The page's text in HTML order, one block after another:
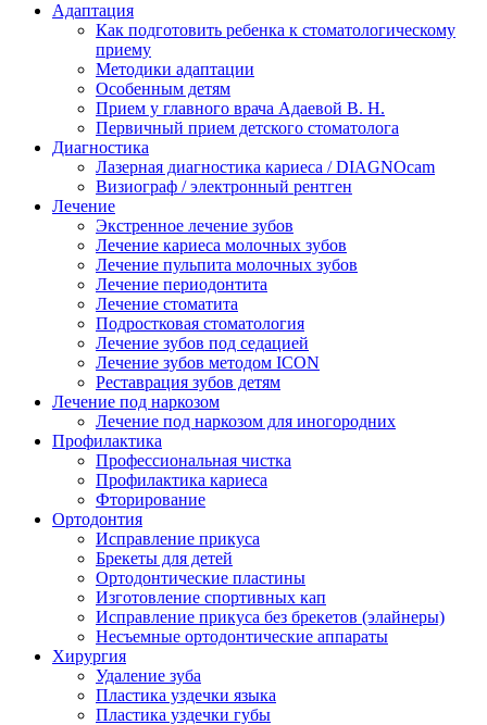
Адаптация
Как подготовить ребенка к стоматологическому
приему
Методики адаптации
Особенным детям
Прием у главного врача Адаевой В. Н.
Первичный прием детского стоматолога
Диагностика
Лазерная диагностика кариеса / DIAGNOcam
Визиограф / электронный рентген
Лечение
Экстренное лечение зубов
Лечение кариеса молочных зубов
Лечение пульпита молочных зубов
Лечение периодонтита
Лечение стоматита
Подростковая стоматология
Лечение зубов под седацией
Лечение зубов методом ICON
Реставрация зубов детям
Лечение под наркозом
Лечение под наркозом для иногородних
Профилактика
Профессиональная чистка
Профилактика кариеса
Фторирование
Ортодонтия
Исправление прикуса
Брекеты для детей
Ортодонтические пластины
Изготовление спортивных кап
Исправление прикуса без брекетов (элайнеры)
Несъемные ортодонтические аппараты
Хирургия
Удаление зуба
Пластика уздечки языка
Пластика уздечки губы